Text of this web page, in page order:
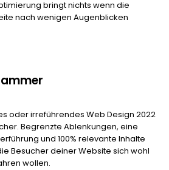
bringt nichts wenn die
nach wenigen Augenblicken
oder irreführendes Web Design 2022
Begrenzte Ablenkungen, eine
und 100% relevante Inhalte
Besucher deiner Website sich wohl
wollen.